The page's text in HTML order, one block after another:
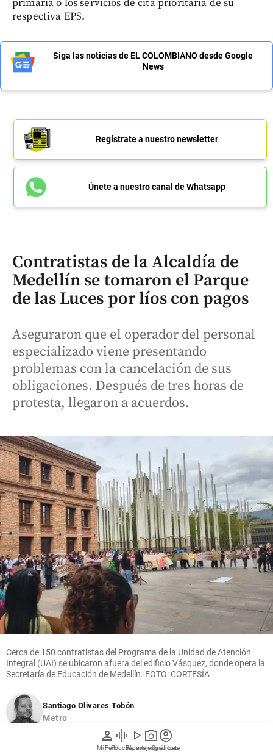
person
Mi Perfil
graphic_eq
Pódcast
play_arrow
Videos
photo_camera
Reportajes gráficos
account_circle
Suscríbete
primaria o los servicios de cita prioritaria de su
respectiva EPS.
Siga las noticias de EL COLOMBIANO desde Google
News
Regístrate a nuestro newsletter
Únete a nuestro canal de Whatsapp
Contratistas de la Alcaldía de
Medellín se tomaron el Parque
de las Luces por líos con pagos
Aseguraron que el operador del personal
especializado viene presentando
problemas con la cancelación de sus
obligaciones. Después de tres horas de
protesta, llegaron a acuerdos.
Cerca de 150 contratistas del Programa de la Unidad de Atención
Integral (UAI) se ubicaron afuera del edificio Vásquez, donde opera la
Secretaría de Educación de Medellín. FOTO: CORTESÍA
Santiago Olivares Tobón
Metro